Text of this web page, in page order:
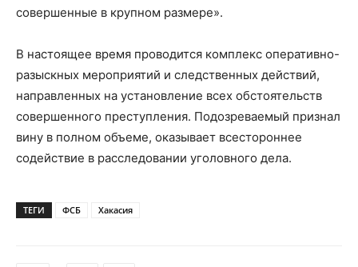
совершенные в крупном размере».
В настоящее время проводится комплекс оперативно-
разыскных мероприятий и следственных действий,
направленных на установление всех обстоятельств
совершенного преступления. Подозреваемый признал
вину в полном объеме, оказывает всестороннее
содействие в расследовании уголовного дела.
ТЕГИ ФСБ Хакасия